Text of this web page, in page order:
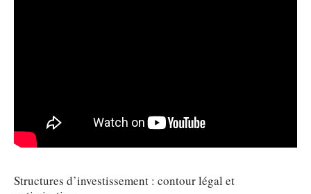
Structures d’investissement : contour légal et